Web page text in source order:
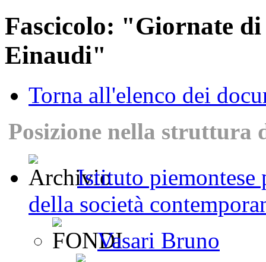
Fascicolo: "Giornate
Einaudi"
Torna all'elenco dei
Posizione nella struttura
Istituto piemontese
della società
Vasari Bruno